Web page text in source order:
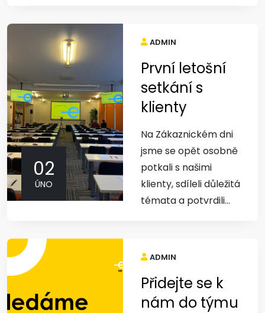
02
ÚNO
ADMIN
První letošní
setkání s
klienty
Na Zákaznickém dni
jsme se opět osobně
potkali s našimi
klienty, sdíleli důležitá
témata a potvrdili...
ADMIN
Přidejte se k
nám do týmu